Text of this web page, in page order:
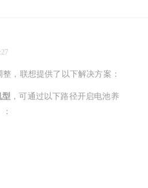
，联想提供了以下解决方案：
型 ，可通过以下路径开启电池养